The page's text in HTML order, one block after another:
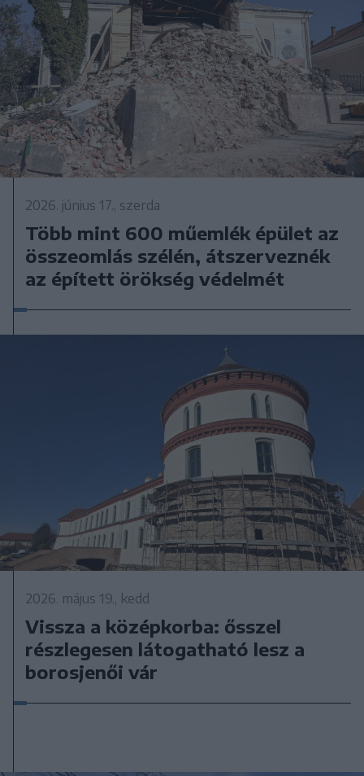
2026. június 17., szerda
Több mint 600 műemlék épület az
összeomlás szélén, átszerveznék
az épített örökség védelmét
2026. május 19., kedd
Vissza a középkorba: ősszel
részlegesen látogatható lesz a
borosjenői vár